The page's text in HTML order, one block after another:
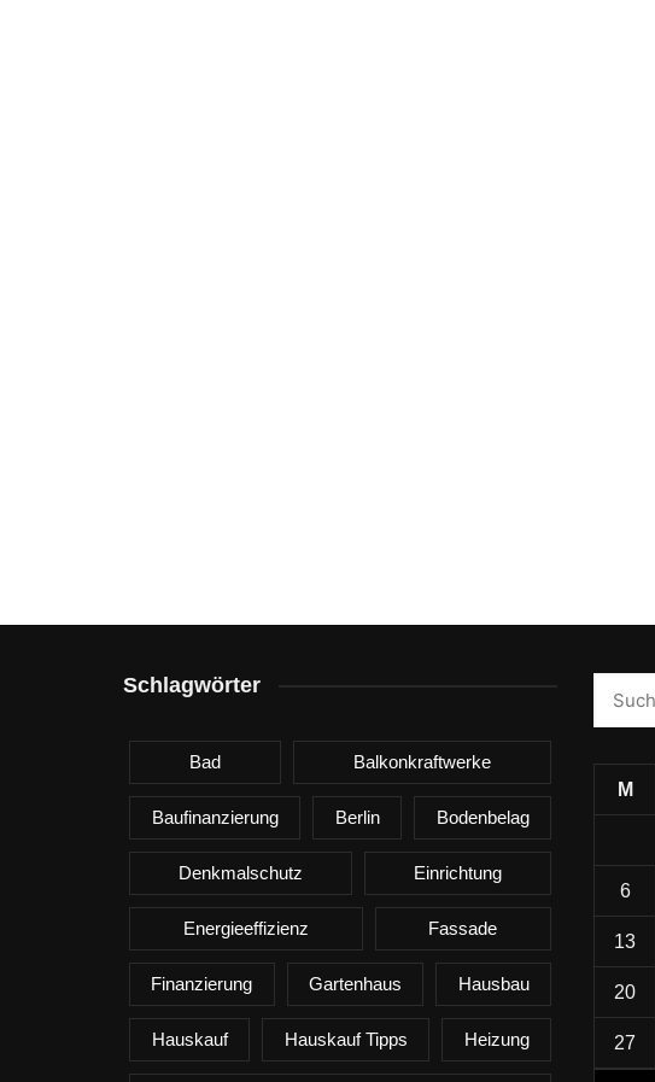
Schlagwörter
Bad Balkonkraftwerke
Baufinanzierung Berlin Bodenbelag
Denkmalschutz Einrichtung
Energieeffizienz Fassade
Finanzierung Gartenhaus Hausbau
Hauskauf Hauskauf Tipps Heizung
M
6
13
20
27